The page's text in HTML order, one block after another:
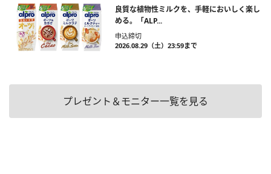
良質な植物性ミルクを、手軽においしく楽し
める。「ALP...
申込締切
2026.08.29（土）23:59まで
プレゼント＆モニター一覧を見る